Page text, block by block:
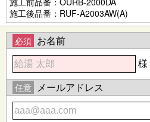
施工後品番：RUF-A2003AW(A)
必須 お名前
様
任意 メールアドレス